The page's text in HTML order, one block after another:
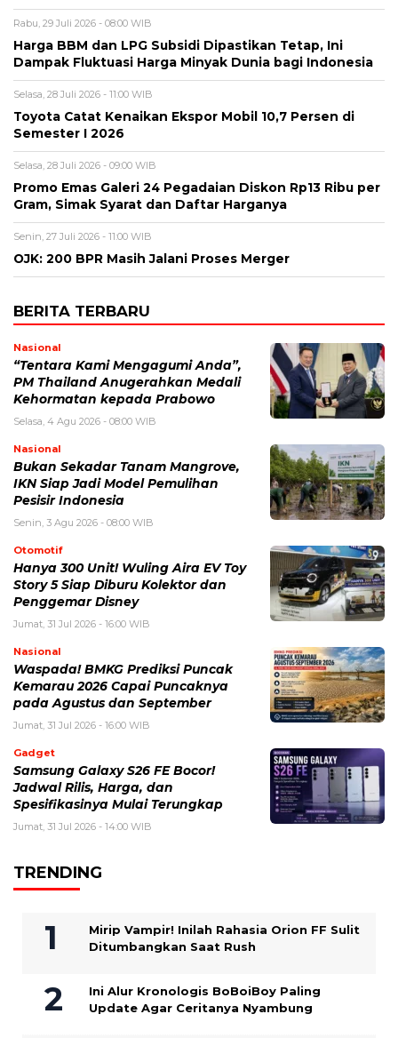
Rabu, 29 Juli 2026 - 08:00 WIB
Harga BBM dan LPG Subsidi Dipastikan Tetap, Ini
Dampak Fluktuasi Harga Minyak Dunia bagi Indonesia
Selasa, 28 Juli 2026 - 11:00 WIB
Toyota Catat Kenaikan Ekspor Mobil 10,7 Persen di
Semester I 2026
Selasa, 28 Juli 2026 - 09:00 WIB
Promo Emas Galeri 24 Pegadaian Diskon Rp13 Ribu per
Gram, Simak Syarat dan Daftar Harganya
Senin, 27 Juli 2026 - 11:00 WIB
OJK: 200 BPR Masih Jalani Proses Merger
BERITA TERBARU
Nasional
“Tentara Kami Mengagumi Anda”,
PM Thailand Anugerahkan Medali
Kehormatan kepada Prabowo
Selasa, 4 Agu 2026 - 08:00 WIB
Nasional
Bukan Sekadar Tanam Mangrove,
IKN Siap Jadi Model Pemulihan
Pesisir Indonesia
Senin, 3 Agu 2026 - 08:00 WIB
Otomotif
Hanya 300 Unit! Wuling Aira EV Toy
Story 5 Siap Diburu Kolektor dan
Penggemar Disney
Jumat, 31 Jul 2026 - 16:00 WIB
Nasional
Waspada! BMKG Prediksi Puncak
Kemarau 2026 Capai Puncaknya
pada Agustus dan September
Jumat, 31 Jul 2026 - 16:00 WIB
Gadget
Samsung Galaxy S26 FE Bocor!
Jadwal Rilis, Harga, dan
Spesifikasinya Mulai Terungkap
Jumat, 31 Jul 2026 - 14:00 WIB
TRENDING
Mirip Vampir! Inilah Rahasia Orion FF Sulit
Ditumbangkan Saat Rush
Ini Alur Kronologis BoBoiBoy Paling
Update Agar Ceritanya Nyambung